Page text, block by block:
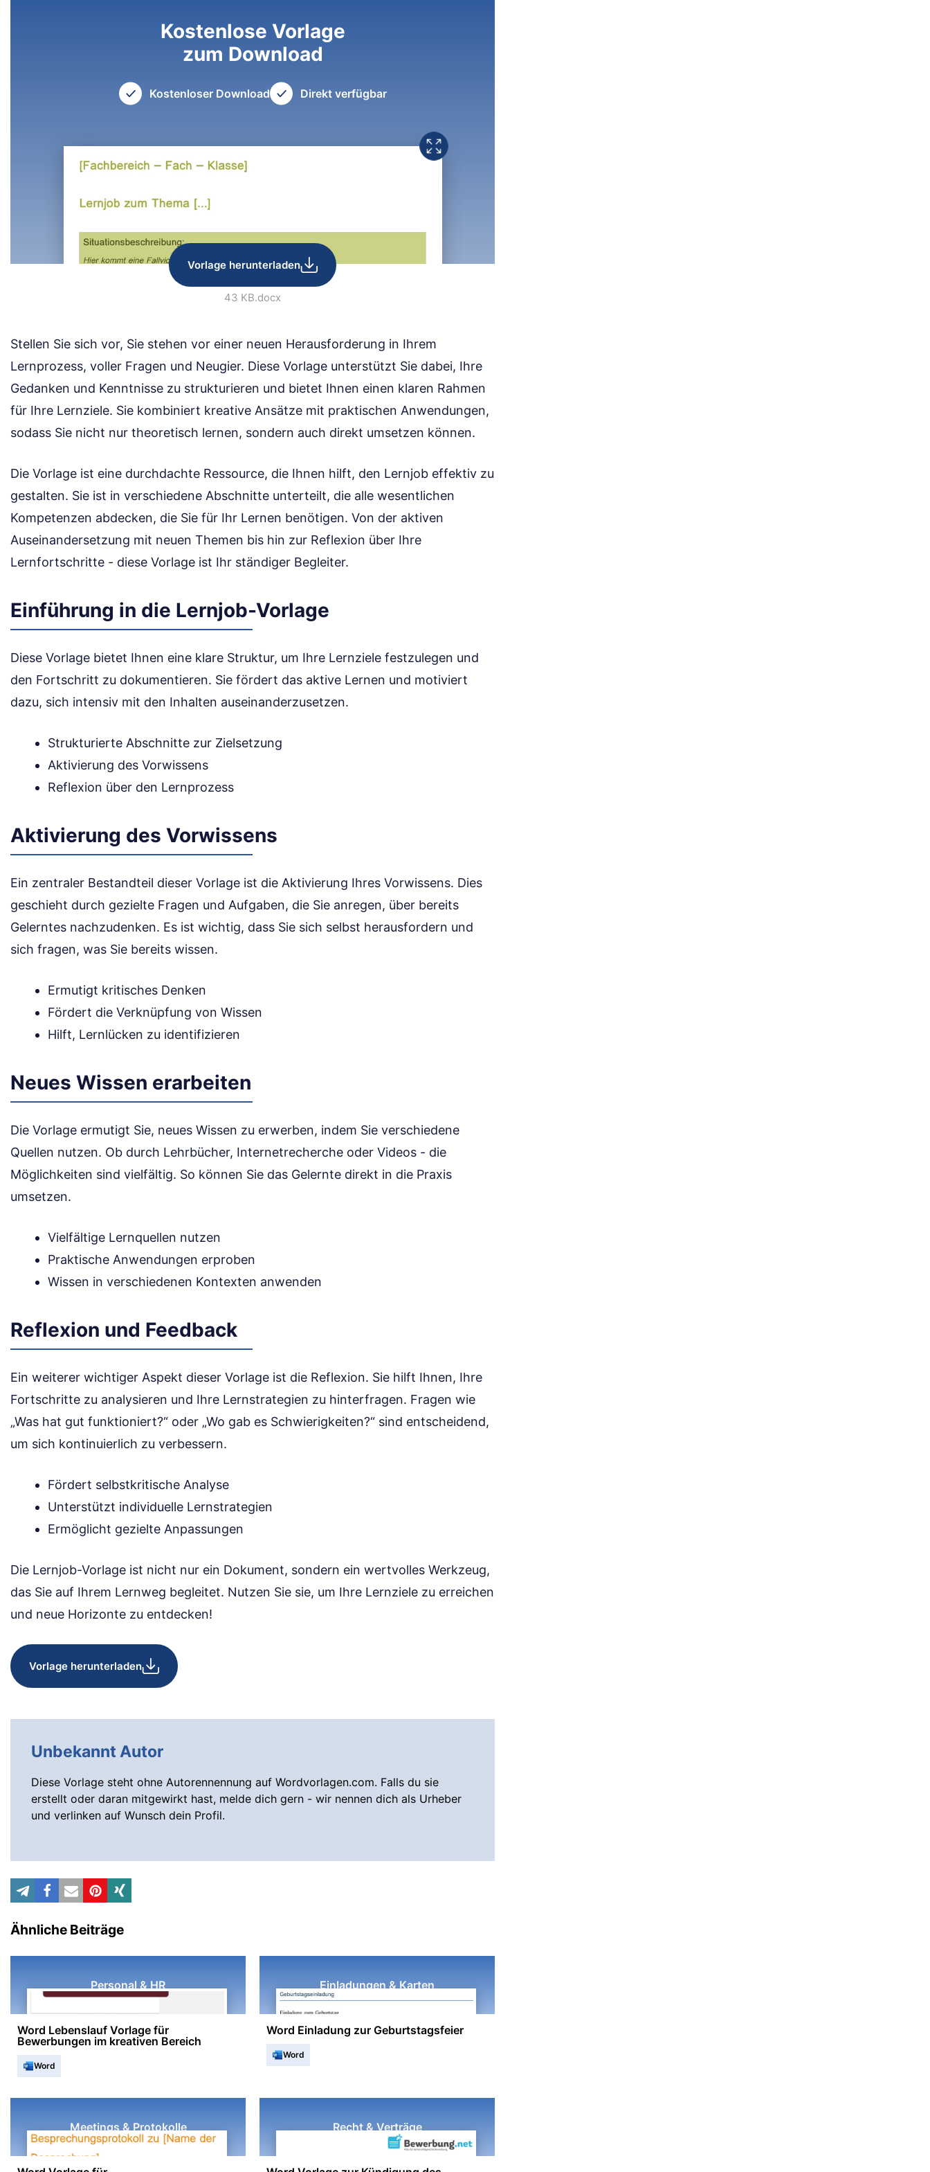
Kostenlose Vorlage
zum Download
Kostenloser Download Direkt verfügbar
Vorlage herunterladen
43 KB.docx
Stellen Sie sich vor, Sie stehen vor einer neuen Herausforderung in Ihrem
Lernprozess, voller Fragen und Neugier. Diese Vorlage unterstützt Sie dabei, Ihre
Gedanken und Kenntnisse zu strukturieren und bietet Ihnen einen klaren Rahmen
für Ihre Lernziele. Sie kombiniert kreative Ansätze mit praktischen Anwendungen,
sodass Sie nicht nur theoretisch lernen, sondern auch direkt umsetzen können.
Die Vorlage ist eine durchdachte Ressource, die Ihnen hilft, den Lernjob effektiv zu
gestalten. Sie ist in verschiedene Abschnitte unterteilt, die alle wesentlichen
Kompetenzen abdecken, die Sie für Ihr Lernen benötigen. Von der aktiven
Auseinandersetzung mit neuen Themen bis hin zur Reflexion über Ihre
Lernfortschritte - diese Vorlage ist Ihr ständiger Begleiter.
Einführung in die Lernjob-Vorlage
Diese Vorlage bietet Ihnen eine klare Struktur, um Ihre Lernziele festzulegen und
den Fortschritt zu dokumentieren. Sie fördert das aktive Lernen und motiviert
dazu, sich intensiv mit den Inhalten auseinanderzusetzen.
Strukturierte Abschnitte zur Zielsetzung
Aktivierung des Vorwissens
Reflexion über den Lernprozess
Aktivierung des Vorwissens
Ein zentraler Bestandteil dieser Vorlage ist die Aktivierung Ihres Vorwissens. Dies
geschieht durch gezielte Fragen und Aufgaben, die Sie anregen, über bereits
Gelerntes nachzudenken. Es ist wichtig, dass Sie sich selbst herausfordern und
sich fragen, was Sie bereits wissen.
Ermutigt kritisches Denken
Fördert die Verknüpfung von Wissen
Hilft, Lernlücken zu identifizieren
Neues Wissen erarbeiten
Die Vorlage ermutigt Sie, neues Wissen zu erwerben, indem Sie verschiedene
Quellen nutzen. Ob durch Lehrbücher, Internetrecherche oder Videos - die
Möglichkeiten sind vielfältig. So können Sie das Gelernte direkt in die Praxis
umsetzen.
Vielfältige Lernquellen nutzen
Praktische Anwendungen erproben
Wissen in verschiedenen Kontexten anwenden
Reflexion und Feedback
Ein weiterer wichtiger Aspekt dieser Vorlage ist die Reflexion. Sie hilft Ihnen, Ihre
Fortschritte zu analysieren und Ihre Lernstrategien zu hinterfragen. Fragen wie
„Was hat gut funktioniert?“ oder „Wo gab es Schwierigkeiten?“ sind entscheidend,
um sich kontinuierlich zu verbessern.
Fördert selbstkritische Analyse
Unterstützt individuelle Lernstrategien
Ermöglicht gezielte Anpassungen
Die Lernjob-Vorlage ist nicht nur ein Dokument, sondern ein wertvolles Werkzeug,
das Sie auf Ihrem Lernweg begleitet. Nutzen Sie sie, um Ihre Lernziele zu erreichen
und neue Horizonte zu entdecken!
Vorlage herunterladen
Unbekannt Autor
Diese Vorlage steht ohne Autorennennung auf Wordvorlagen.com. Falls du sie
erstellt oder daran mitgewirkt hast, melde dich gern - wir nennen dich als Urheber
und verlinken auf Wunsch dein Profil.
Ähnliche Beiträge
Personal & HR
Word Lebenslauf Vorlage für
Bewerbungen im kreativen Bereich
Word
Einladungen & Karten
Word Einladung zur Geburtstagsfeier
Word
Meetings & Protokolle Recht & Verträge